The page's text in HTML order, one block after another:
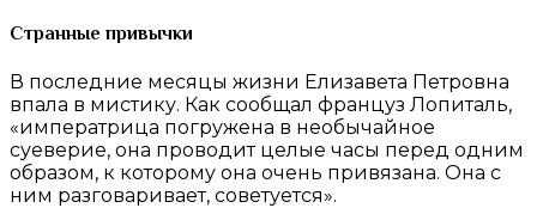
Странные привычки
В последние месяцы жизни Елизавета Петровна
впала в мистику. Как сообщал француз Лопиталь,
«императрица погружена в необычайное
суеверие, она проводит целые часы перед одним
образом, к которому она очень привязана. Она с
ним разговаривает, советуется».